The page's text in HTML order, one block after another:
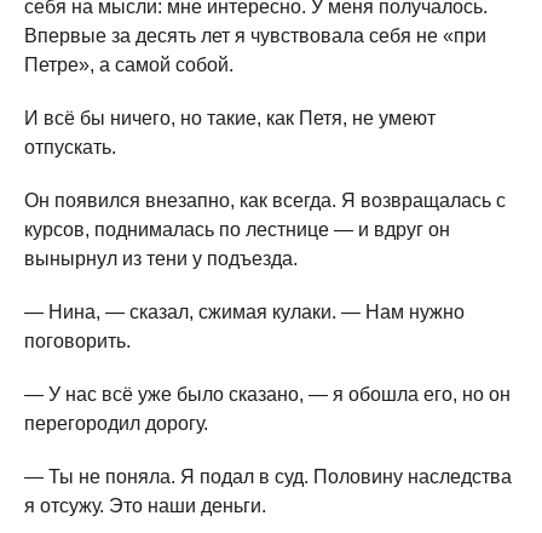
себя на мысли: мне интересно. У меня получалось.
Впервые за десять лет я чувствовала себя не «при
Петре», а самой собой.
И всё бы ничего, но такие, как Петя, не умеют
отпускать.
Он появился внезапно, как всегда. Я возвращалась с
курсов, поднималась по лестнице — и вдруг он
вынырнул из тени у подъезда.
— Нина, — сказал, сжимая кулаки. — Нам нужно
поговорить.
— У нас всё уже было сказано, — я обошла его, но он
перегородил дорогу.
— Ты не поняла. Я подал в суд. Половину наследства
я отсужу. Это наши деньги.